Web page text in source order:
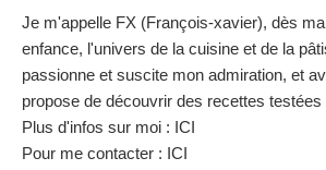
Je m'appelle FX (François-xavier), dès
enfance, l'univers de la cuisine et de la
passionne et suscite mon admiration, et
propose de découvrir des recettes testées
Plus d'infos sur moi : ICI
Pour me contacter : ICI